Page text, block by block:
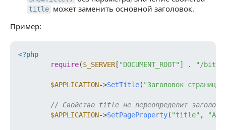
title может заменить основной заголовок.
Пример:
<?php
require($_SERVER[ "DOCUMENT_ROOT" ] . "/
$APPLICATION->SetTitle( "Заголовок страницы
// Свойство title не переопределит
$APPLICATION->SetPageProperty( "title" ,